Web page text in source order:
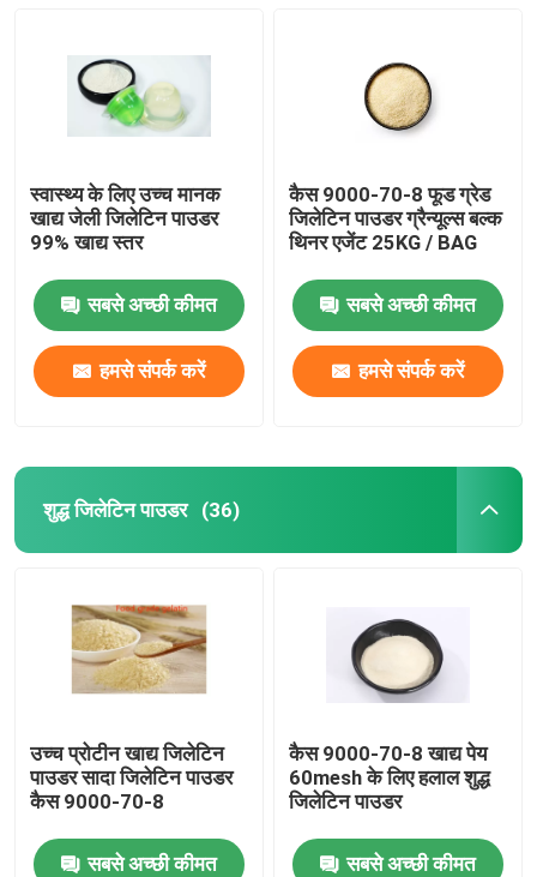
स्वास्थ्य के लिए उच्च मानक
खाद्य जेली जिलेटिन पाउडर
99% खाद्य स्तर
सबसे अच्छी कीमत
हमसे संपर्क करें
कैस 9000-70-8 फूड ग्रेड
जिलेटिन पाउडर ग्रैन्यूल्स बल्क
थिनर एजेंट 25KG / BAG
सबसे अच्छी कीमत
हमसे संपर्क करें
शुद्ध जिलेटिन पाउडर (36)
उच्च प्रोटीन खाद्य जिलेटिन
पाउडर सादा जिलेटिन पाउडर
कैस 9000-70-8
सबसे अच्छी कीमत
कैस 9000-70-8 खाद्य पेय
60mesh के लिए हलाल शुद्ध
जिलेटिन पाउडर
सबसे अच्छी कीमत